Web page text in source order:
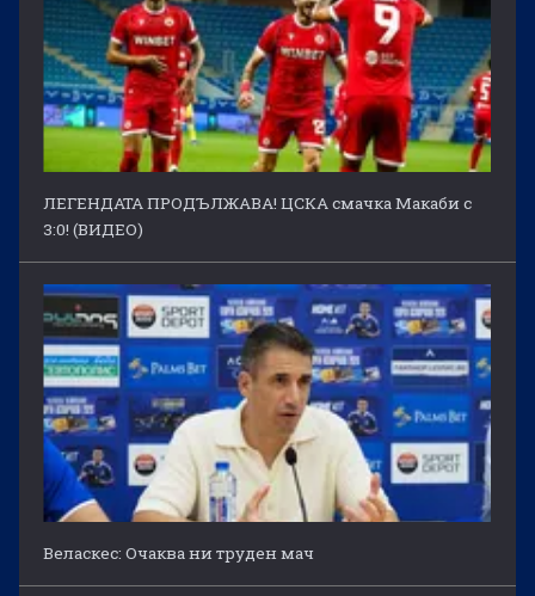
ЛЕГЕНДАТА ПРОДЪЛЖАВА! ЦСКА смачка Макаби с
3:0! (ВИДЕО)
Веласкес: Очаква ни труден мач